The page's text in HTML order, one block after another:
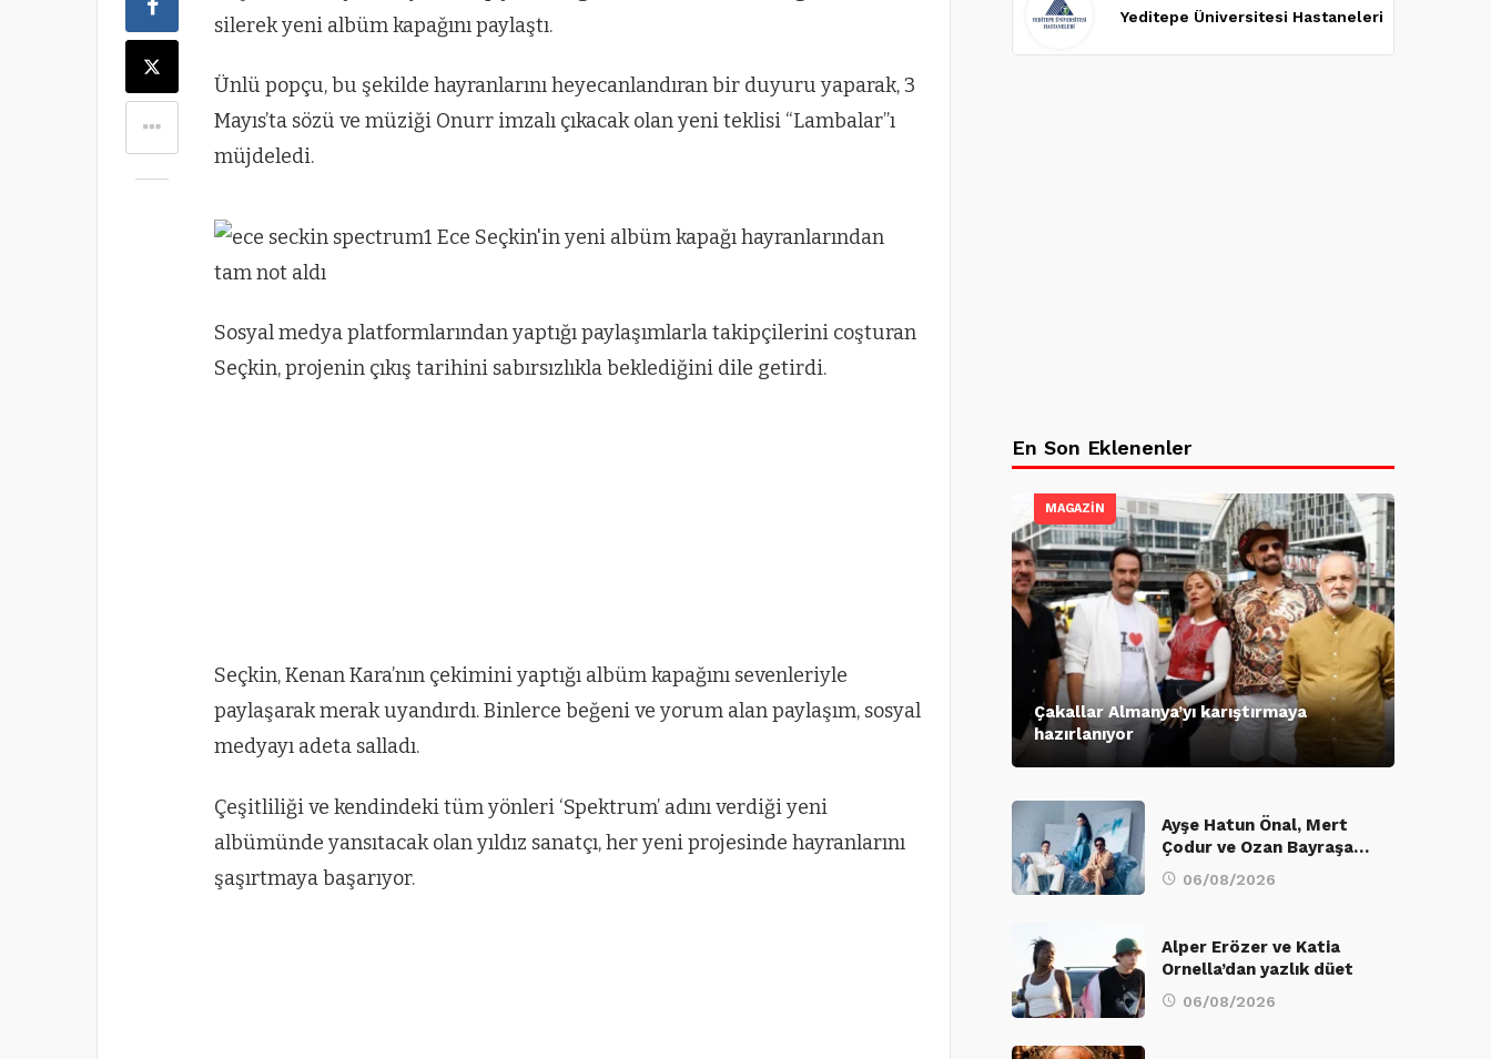
silerek yeni albüm kapağını paylaştı.
Ünlü popçu, bu şekilde hayranlarını heyecanlandıran bir duyuru yaparak, 3
Mayıs’ta sözü ve müziği Onurr imzalı çıkacak olan yeni teklisi “Lambalar”ı
müjdeledi.
Sosyal medya platformlarından yaptığı paylaşımlarla takipçilerini coşturan
Seçkin, projenin çıkış tarihini sabırsızlıkla beklediğini dile getirdi.
Seçkin, Kenan Kara’nın çekimini yaptığı albüm kapağını sevenleriyle
paylaşarak merak uyandırdı. Binlerce beğeni ve yorum alan paylaşım, sosyal
medyayı adeta salladı.
Çeşitliliği ve kendindeki tüm yönleri ‘Spektrum’ adını verdiği yeni
albümünde yansıtacak olan yıldız sanatçı, her yeni projesinde hayranlarını
şaşırtmaya başarıyor.
Yeditepe Üniversitesi Hastaneleri
En Son Eklenenler
MAGAZİN
Çakallar Almanya’yı karıştırmaya
hazırlanıyor
Ayşe Hatun Önal, Mert
Çodur ve Ozan Bayraşa…
06/08/2026
Alper Erözer ve Katia
Ornella’dan yazlık düet
06/08/2026